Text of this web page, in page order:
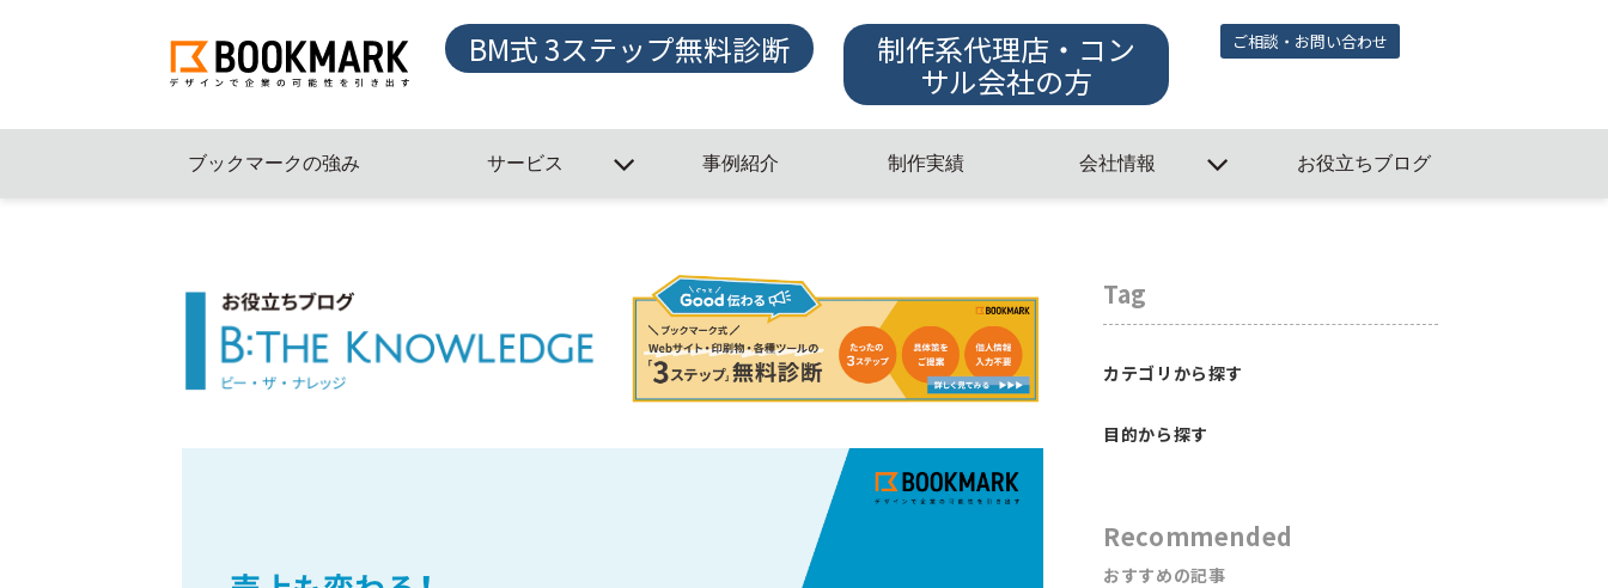
BM式 3ステップ無料診断 制作系代理店・コン
サル会社の方
ご相談・お問い合わせ
ブックマークの強み サービス 事例紹介 制作実績 会社情報 お役立ちブログ
Tag
カテゴリから探す
目的から探す
Recommended
おすすめの記事